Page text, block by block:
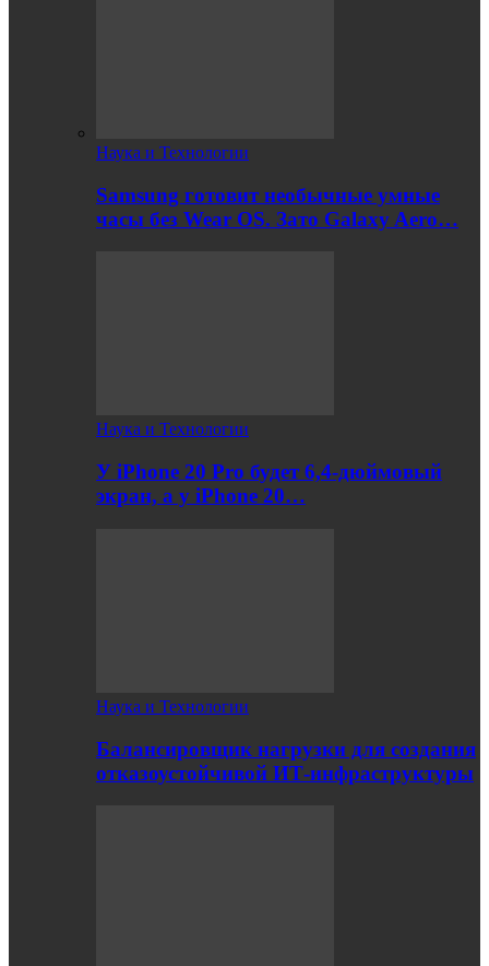
Наука и Технологии
Samsung готовит необычные умные
часы без Wear OS. Зато Galaxy Aero…
Наука и Технологии
У iPhone 20 Pro будет 6,4-дюймовый
экран, а у iPhone 20…
Наука и Технологии
Балансировщик нагрузки для создания
отказоустойчивой ИТ-инфраструктуры